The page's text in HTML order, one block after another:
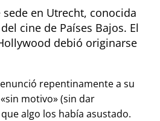
en Utrecht, conocida
cine de Países Bajos. El
debió originarse
repentinamente a su
sin motivo (sin dar
algo los había asustado.